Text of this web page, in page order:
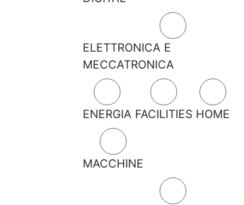
ELETTRONICA E
MECCATRONICA
ENERGIA FACILITIES HOME
MACCHINE